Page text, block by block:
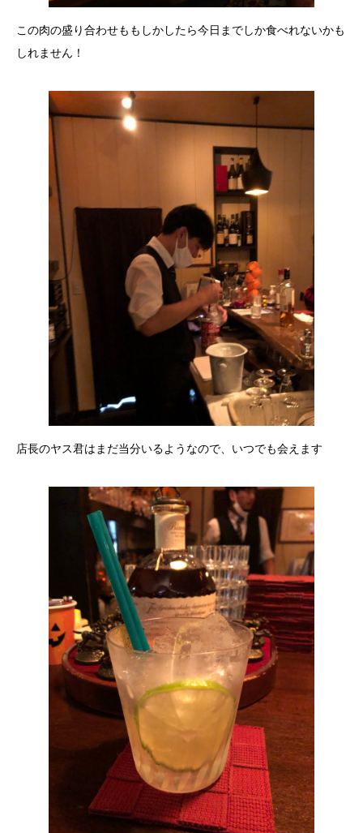
この肉の盛り合わせももしかしたら今日までしか食べれないかも
しれません！
店長のヤス君はまだ当分いるようなので、いつでも会えます